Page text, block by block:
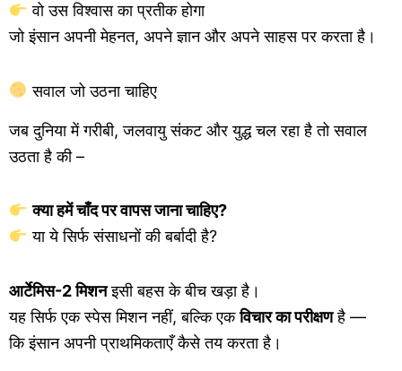
वो उस विश्वास का प्रतीक होगा
जो इंसान अपनी मेहनत, अपने ज्ञान और अपने साहस पर करता है।
सवाल जो उठना चाहिए
जब दुनिया में गरीबी, जलवायु संकट और युद्ध चल रहा है तो सवाल
उठता है की –
क्या हमें चाँद पर वापस जाना चाहिए?
या ये सिर्फ संसाधनों की बर्बादी है?
आर्टेमिस-2 मिशनइसी बहस के बीच खड़ा है।
यह सिर्फ एक स्पेस मिशन नहीं, बल्कि एकविचार का परीक्षणहै —
कि इंसान अपनी प्राथमिकताएँ कैसे तय करता है।